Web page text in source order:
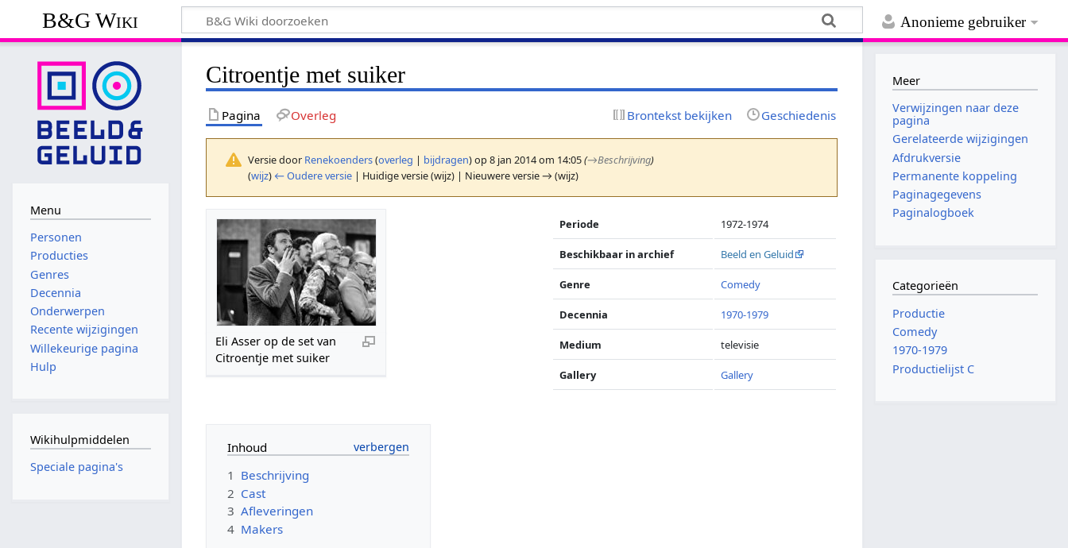
Anonieme gebruiker
B&G Wiki
Citroentje met suiker
Pagina Overleg Brontekst bekijken Geschiedenis
Versie door Renekoenders(overleg | bijdragen)op 8 jan 2014 om 14:05(→Beschrijving)
(wijz) ← Oudere versie | Huidige versie (wijz) | Nieuwere versie → (wijz)
Periode 1972-1974
Beschikbaar in archief Beeld en Geluid
Genre Comedy
Decennia 1970-1979
Medium televisie
Gallery Gallery
Eli Asser op de set van
Citroentje met suiker
Inhoud
1 Beschrijving
2 Cast
3 Afleveringen
4 Makers
Menu
Personen
Producties
Genres
Decennia
Onderwerpen
Recente wijzigingen
Willekeurige pagina
Hulp
Wikihulpmiddelen
Speciale pagina's
Meer
Verwijzingen naar deze
pagina
Gerelateerde wijzigingen
Afdrukversie
Permanente koppeling
Paginagegevens
Paginalogboek
Categorieën
Productie
Comedy
1970-1979
Productielijst C